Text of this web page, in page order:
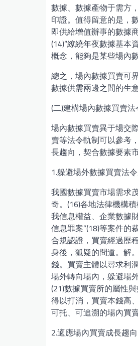
數據、數據產物于需方
印證。值得留意的是，
即供給增值辦事的數據
(14)“繚繞年夜數據基本
概念，能夠是某些場內
總之，場內數據買賣可
數據供需兩邊之間的生意
(二)建構場內數據買賣法
場內數據買賣異于場交
賣等法令軌制可以參考
長趨向，契合數據要素
1.躲避場外數據買賣法
我國數據買賣市場需求
奇。(16)各地法律機構
我信息權益、企業數據
信息罪案”(18)等案件的
合規認證，買賣經過歷
身後，狐疑的問道。解
錢。買賣主體以尋求利
場外轉向場內，躲避場
(21)數據買賣所的屬性
得以打消，買賣本錢高
可托、可追溯的場內買
2.適應場內買賣成長趨向